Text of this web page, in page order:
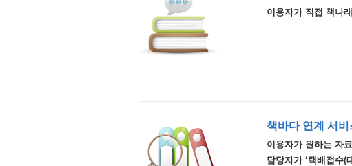
이용자가 직접 책나
책바다 연계 서비
이용자가 원하는 자
담당자가 ‘택배접수(